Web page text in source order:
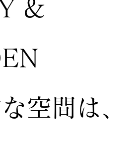
&
空間は、